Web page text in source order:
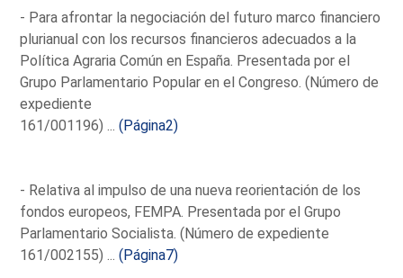
- Para afrontar la negociación del futuro marco financiero
plurianual con los recursos financieros adecuados a la
Política Agraria Común en España. Presentada por el
Grupo Parlamentario Popular en el Congreso. (Número de
expediente
161/001196) ...(Página2)
- Relativa al impulso de una nueva reorientación de los
fondos europeos, FEMPA. Presentada por el Grupo
Parlamentario Socialista. (Número de expediente
161/002155) ...(Página7)